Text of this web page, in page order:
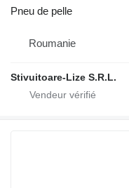
Pneu de pelle
Roumanie
Stivuitoare-Lize S.R.L.